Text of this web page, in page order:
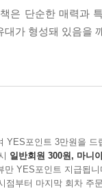
두려워하는 정치
세력과 책 읽기의
배타적이고 독점
려움과 별 차이가
고 살아가는 한 무
은 단순한 매력과
대가 형성돼 있음을
YES포인트 3만원을 드
일반회원 300원, 마니
만 YES포인트 지급됩니
점부터 마지막 회차 주